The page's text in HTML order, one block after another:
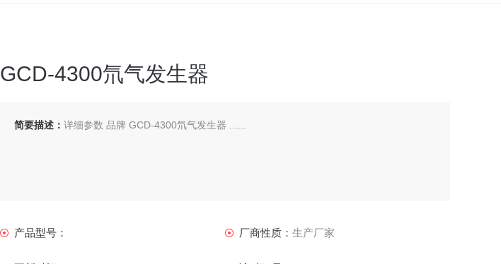
GCD-4300氘气发生器
简要描述： 详细参数 品牌 GCD-4300氘气发生器 ......
产品型号： 厂商性质： 生产厂家